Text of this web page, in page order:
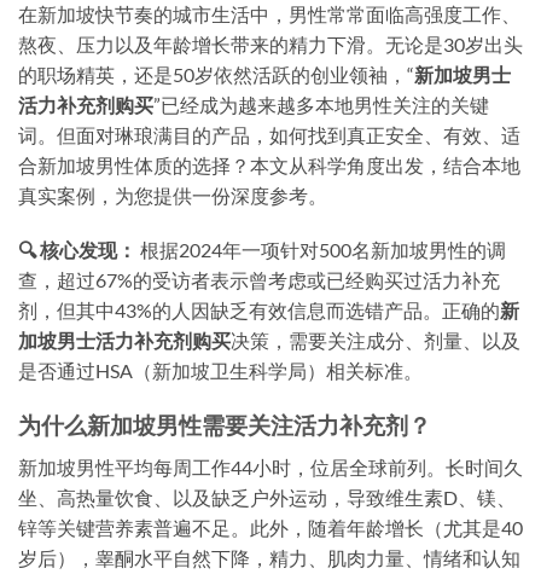
在新加坡快节奏的城市生活中，男性常常面临高强度工作、
熬夜、压力以及年龄增长带来的精力下滑。无论是30岁出头
的职场精英，还是50岁依然活跃的创业领袖，“新加坡男士
活力补充剂购买”已经成为越来越多本地男性关注的关键
词。但面对琳琅满目的产品，如何找到真正安全、有效、适
合新加坡男性体质的选择？本文从科学角度出发，结合本地
真实案例，为您提供一份深度参考。
🔍 核心发现： 根据2024年一项针对500名新加坡男性的调
查，超过67%的受访者表示曾考虑或已经购买过活力补充
剂，但其中43%的人因缺乏有效信息而选错产品。正确的新
加坡男士活力补充剂购买决策，需要关注成分、剂量、以及
是否通过HSA（新加坡卫生科学局）相关标准。
为什么新加坡男性需要关注活力补充剂？
新加坡男性平均每周工作44小时，位居全球前列。长时间久
坐、高热量饮食、以及缺乏户外运动，导致维生素D、镁、
锌等关键营养素普遍不足。此外，随着年龄增长（尤其是40
岁后），睾酮水平自然下降，精力、肌肉力量、情绪和认知